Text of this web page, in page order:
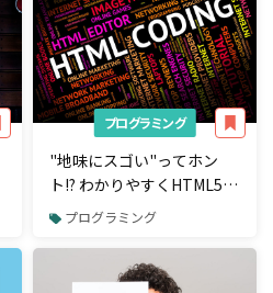
プログラミング
"地味にスゴい"ってホン
ト!? わかりやすくHTML5.1
の追加された新機能を紹介
プログラミング